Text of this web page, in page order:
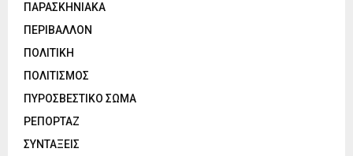
ΠΑΡΑΣΚΗΝΙΑΚΑ
ΠΕΡΙΒΑΛΛΟΝ
ΠΟΛΙΤΙΚΗ
ΠΟΛΙΤΙΣΜΟΣ
ΠΥΡΟΣΒΕΣΤΙΚΟ ΣΩΜΑ
ΡΕΠΟΡΤΑΖ
ΣΥΝΤΑΞΕΙΣ